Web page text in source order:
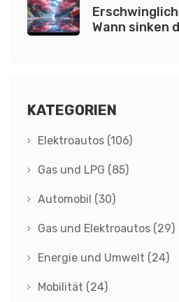
Wann sinken
KATEGORIEN
Elektroautos (106)
Gas und LPG (85)
Automobil (30)
Gas und Elektroautos (29)
Energie und Umwelt (24)
Mobilität (24)